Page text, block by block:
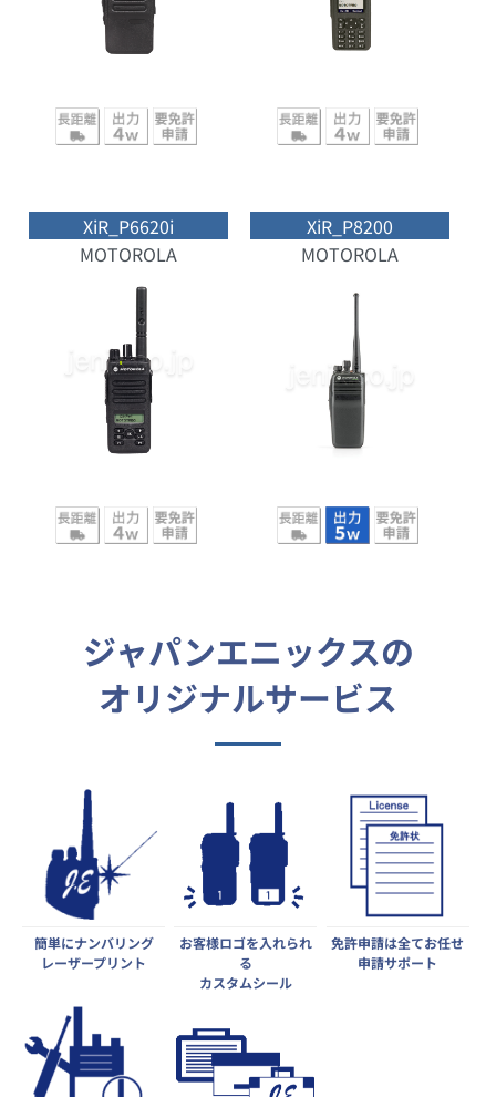
XiR_P6620i
MOTOROLA
XiR_P8200
MOTOROLA
ジャパンエニックスの
オリジナルサービス
簡単にナンバリング
レーザープリント
お客様ロゴを入れられ
る
カスタムシール
免許申請は全てお任せ
申請サポート